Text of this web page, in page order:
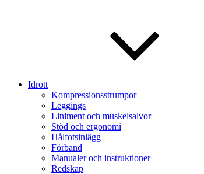
Idrott
Kompressionsstrumpor
Leggings
Liniment och muskelsalvor
Stöd och ergonomi
Hålfotsinlägg
Förband
Manualer och instruktioner
Redskap